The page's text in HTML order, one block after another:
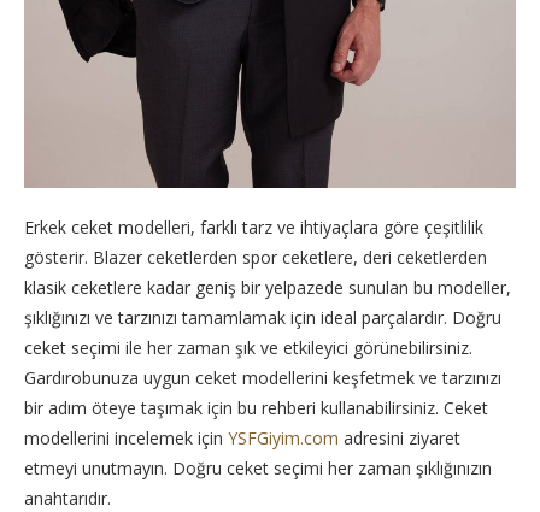
Erkek ceket modelleri, farklı tarz ve ihtiyaçlara göre çeşitlilik
gösterir. Blazer ceketlerden spor ceketlere, deri ceketlerden
klasik ceketlere kadar geniş bir yelpazede sunulan bu modeller,
şıklığınızı ve tarzınızı tamamlamak için ideal parçalardır. Doğru
ceket seçimi ile her zaman şık ve etkileyici görünebilirsiniz.
Gardırobunuza uygun ceket modellerini keşfetmek ve tarzınızı
bir adım öteye taşımak için bu rehberi kullanabilirsiniz. Ceket
modellerini incelemek için YSFGiyim.com adresini ziyaret
etmeyi unutmayın. Doğru ceket seçimi her zaman şıklığınızın
anahtarıdır.